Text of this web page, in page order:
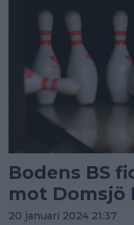
Bodens BS
mot Domsjö
20 januari 2024 21:37